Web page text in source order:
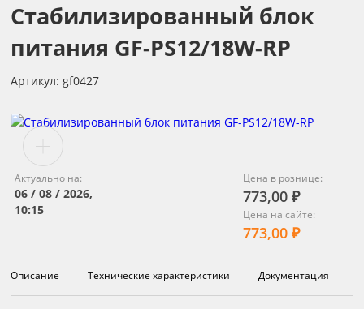
Стабилизированный блок
питания GF-PS12/18W-RP
Артикул: gf0427
Актуально на:
06 / 08 / 2026,
10:15
Цена в рознице:
773,00 ₽
Цена на сайте:
773,00 ₽
Описание Технические характеристики Документация